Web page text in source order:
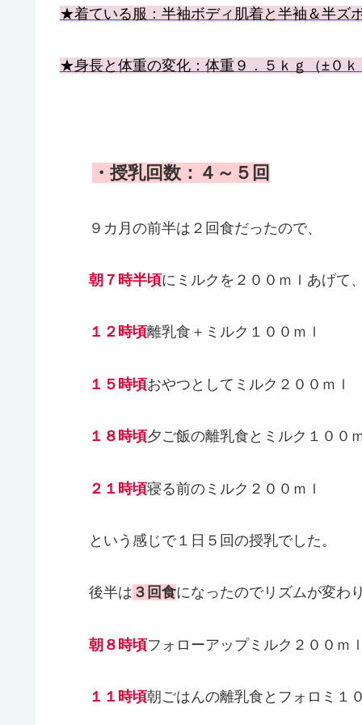
★着ている服：半袖ボディ肌着と半袖＆半ズボ
★身長と体重の変化：体重９．５ｋｇ（±０ｋ
・授乳回数：４～ ５回
９カ月の前半は２回食だったので、
朝７時半頃にミルクを２００ｍｌあげて、
１２時頃離乳食＋ミルク１００ｍｌ
１５時頃おやつとしてミルク２００ｍｌ
１８時頃夕ご飯の離乳食とミルク１００ｍ
２１時頃寝る前のミルク２００ｍｌ
という感じで１日５回の授乳でした。
後半は ３回食になったのでリズムが変わり
朝８時頃フォローアップミルク２００ｍｌ
１１時頃朝ごはんの離乳食とフォロミ１